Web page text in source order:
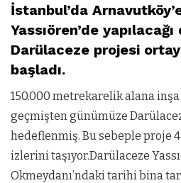
İstanbul’da
Yassıören’de
Darülaceze projesi
başladı.
150.000 metrekarelik alana
geçmişten günümüze
hedeflenmiş. Bu sebeple proje
izlerini taşıyor.Darülaceze
Okmeydanı’ndaki tarihi bina